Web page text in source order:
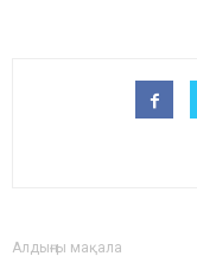
Алдыңғы мақала